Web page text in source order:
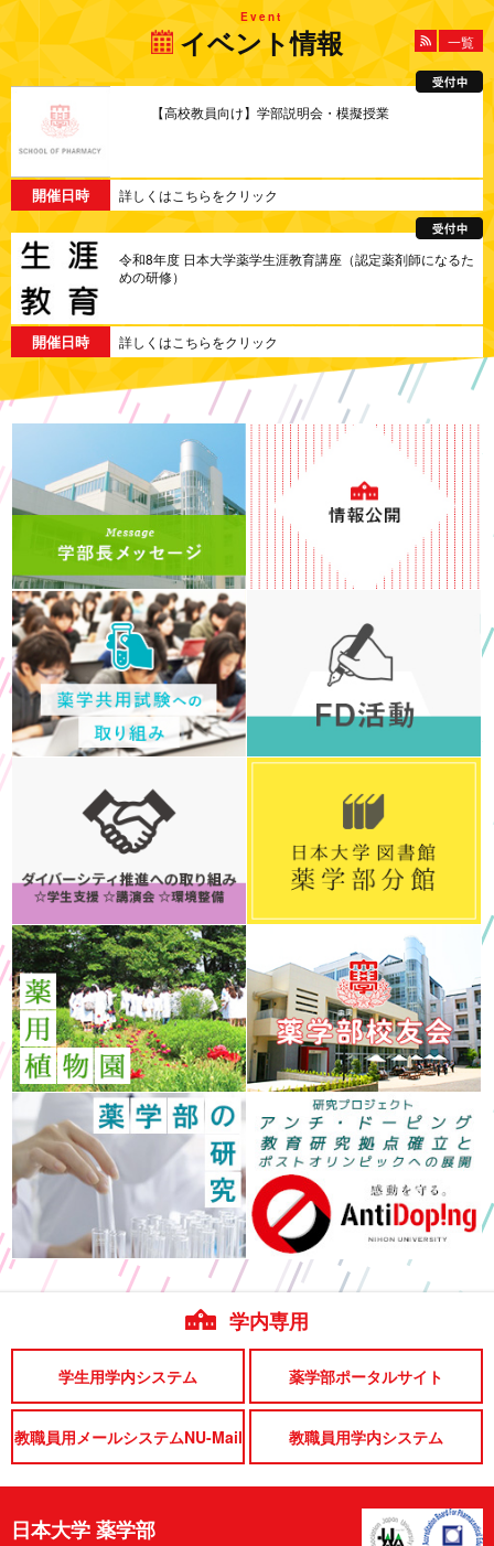
Event
イベント情報 一覧
【高校教員向け】学部説明会・模擬授業
開催日時 詳しくはこちらをクリック
令和8年度 日本大学薬学生涯教育講座（認定薬剤師になるた
めの研修）
開催日時 詳しくはこちらをクリック
学内専用
学生用学内システム 薬学部ポータルサイト
教職員用メールシステムNU-Mail 教職員用学内システム
日本大学 薬学部